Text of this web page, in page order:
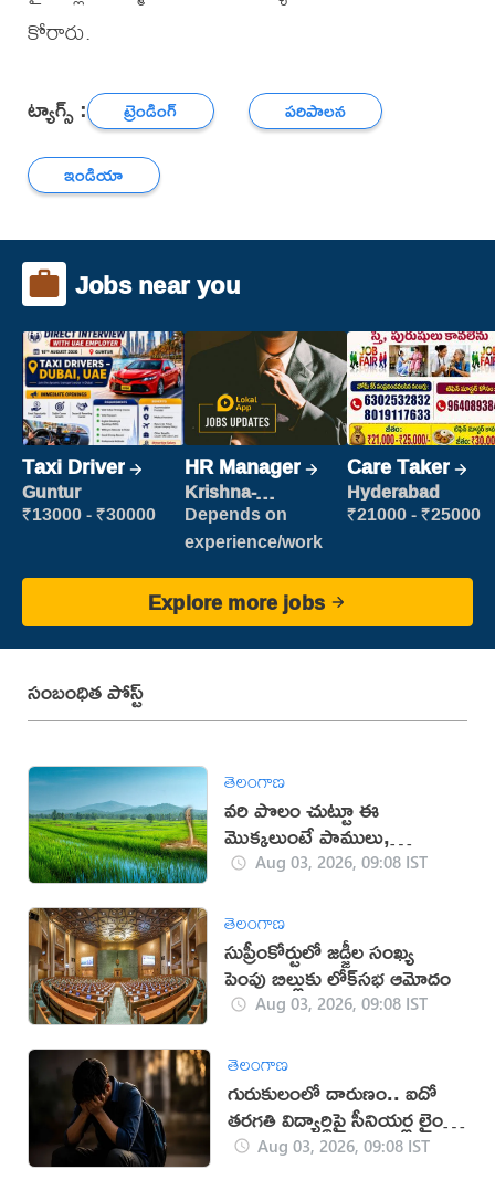
కోరారు.
ట్యాగ్స్ : ట్రెండింగ్
పరిపాలన
ఇండియా
Jobs near you
Taxi Driver
Guntur
₹13000 - ₹30000
HR Manager
Krishna-
vijayawada
Depends on
experience/work
Care Taker
Hyderabad
₹21000 - ₹25000
Explore more jobs
సంబంధిత పోస్ట్
తెలంగాణ
వరి పొలం చుట్టూ ఈ
మొక్కలుంటే పాములు,
చీడపీడలు దరిచేరవు!
Aug 03, 2026, 09:08 IST
తెలంగాణ
సుప్రీంకోర్టులో జడ్జీల సంఖ్య
పెంపు బిల్లుకు లోక్‌సభ ఆమోదం
Aug 03, 2026, 09:08 IST
తెలంగాణ
గురుకులంలో దారుణం.. ఐదో
తరగతి విద్యార్థిపై సీనియర్ల లైంగిక
దాడి!Aug 03, 2026, 09:08 IST